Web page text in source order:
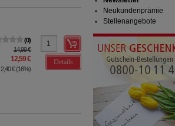
0
14,99 €
12,59 €
2,40 €(16%)
Details
Neukundenprämie
Stellenangebote